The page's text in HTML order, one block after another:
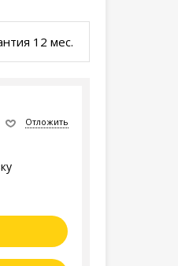
12 мес.
Отложить